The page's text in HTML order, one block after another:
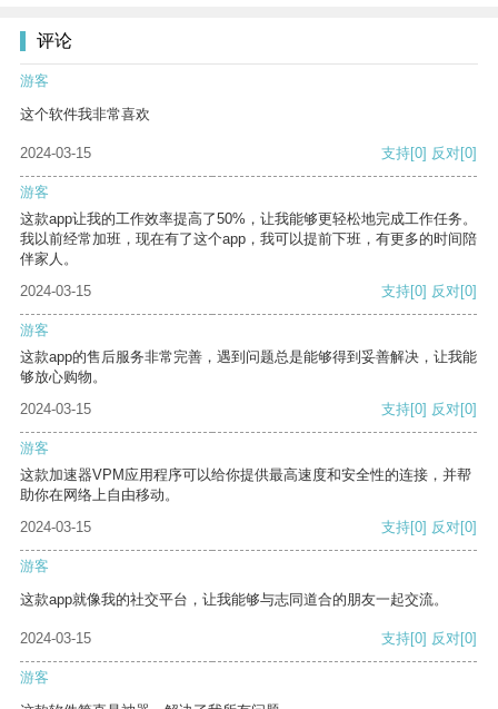
评论
游客
这个软件我非常喜欢
2024-03-15 支持[0] 反对[0]
游客
这款app让我的工作效率提高了50%，让我能够更轻松地完成工作任务。
我以前经常加班，现在有了这个app，我可以提前下班，有更多的时间陪
伴家人。
2024-03-15
支持[0] 反对[0]
游客
这款app的售后服务非常完善，遇到问题总是能够得到妥善解决，让我能
够放心购物。
2024-03-15
支持[0] 反对[0]
游客
这款加速器VPM应用程序可以给你提供最高速度和安全性的连接，并帮
助你在网络上自由移动。
2024-03-15
支持[0] 反对[0]
游客
这款app就像我的社交平台，让我能够与志同道合的朋友一起交流。
2024-03-15 支持[0] 反对[0]
游客